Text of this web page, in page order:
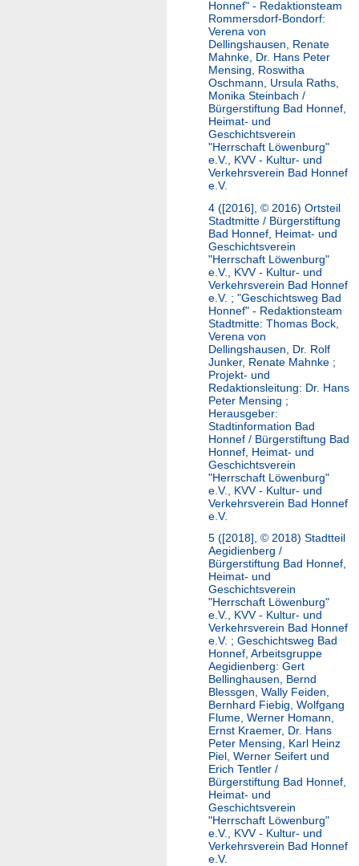
Honnef" - Redaktionsteam
Rommersdorf-Bondorf:
Verena von
Dellingshausen, Renate
Mahnke, Dr. Hans Peter
Mensing, Roswitha
Oschmann, Ursula Raths,
Monika Steinbach /
Bürgerstiftung Bad Honnef,
Heimat- und
Geschichtsverein
"Herrschaft Löwenburg"
e.V., KVV - Kultur- und
Verkehrsverein Bad Honnef
e.V.
4 ([2016], © 2016) Ortsteil
Stadtmitte / Bürgerstiftung
Bad Honnef, Heimat- und
Geschichtsverein
"Herrschaft Löwenburg"
e.V., KVV - Kultur- und
Verkehrsverein Bad Honnef
e.V. ; "Geschichtsweg Bad
Honnef" - Redaktionsteam
Stadtmitte: Thomas Bock,
Verena von
Dellingshausen, Dr. Rolf
Junker, Renate Mahnke ;
Projekt- und
Redaktionsleitung: Dr. Hans
Peter Mensing ;
Herausgeber:
Stadtinformation Bad
Honnef / Bürgerstiftung Bad
Honnef, Heimat- und
Geschichtsverein
"Herrschaft Löwenburg"
e.V., KVV - Kultur- und
Verkehrsverein Bad Honnef
e.V.
5 ([2018], © 2018) Stadtteil
Aegidienberg /
Bürgerstiftung Bad Honnef,
Heimat- und
Geschichtsverein
"Herrschaft Löwenburg"
e.V., KVV - Kultur- und
Verkehrsverein Bad Honnef
e.V. ; Geschichtsweg Bad
Honnef, Arbeitsgruppe
Aegidienberg: Gert
Bellinghausen, Bernd
Blessgen, Wally Feiden,
Bernhard Fiebig, Wolfgang
Flume, Werner Homann,
Ernst Kraemer, Dr. Hans
Peter Mensing, Karl Heinz
Piel, Werner Seifert und
Erich Tentler /
Bürgerstiftung Bad Honnef,
Heimat- und
Geschichtsverein
"Herrschaft Löwenburg"
e.V., KVV - Kultur- und
Verkehrsverein Bad Honnef
e.V.